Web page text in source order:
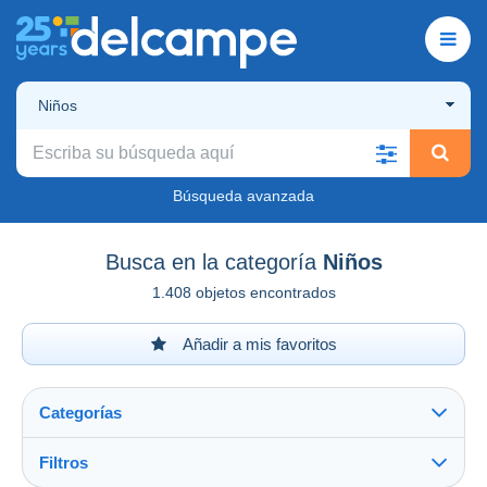
Niños
Búsqueda avanzada
Busca en la categoría Niños
1.408 objetos encontrados
Añadir a mis favoritos
Categorías
Filtros